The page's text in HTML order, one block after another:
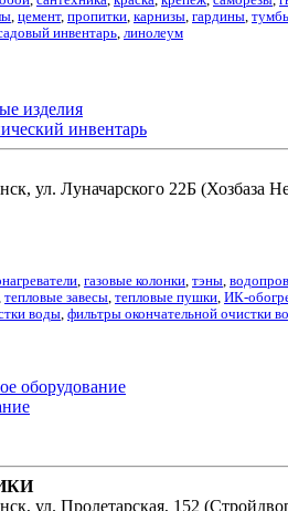
, цемент, пропитки, карнизы, гардины,
инвентарь, линолеум
изделия
инвентарь
ул. Луначарского 22Б (Хозбаза
газовые колонки тэны
тепловые завесы тепловые пушки ИК-
воды фильтры окончательной очистки
оборудование
ул. Пролетарская, 152